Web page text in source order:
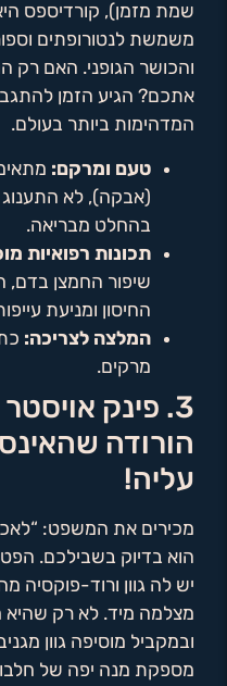
שמת מזמן), קורדיספס
משמשת לנטורופתים
והכושר הגופני. האם
אתכם? הגיע הזמן
המדהימות ביותר בעולם.
טעם ומרקם:
(אבקה), לא
בהחלט מבריאה.
תכונות רפואיות
שיפור החמצן בדם,
החיסון ומניעת
המלצה לצריכה:
מרקים.
3. פינק
הורודה
עליה!
מכירים את המשפט:
הוא בדיוק בשבילכם.
יש לה גוון ורוד-
מצלמה מיד. לא רק שהיא
ובמקביל מוסיפה גוון
מספקת מנה יפה של חלבון